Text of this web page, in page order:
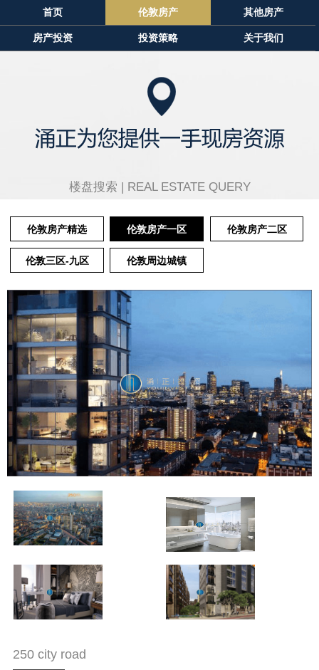
首页 伦敦房产 其他房产
房产投资 投资策略 关于我们
楼盘搜索 | REAL ESTATE QUERY
伦敦房产精选 伦敦房产一区 伦敦房产二区
伦敦三区-九区 伦敦周边城镇
250 city road